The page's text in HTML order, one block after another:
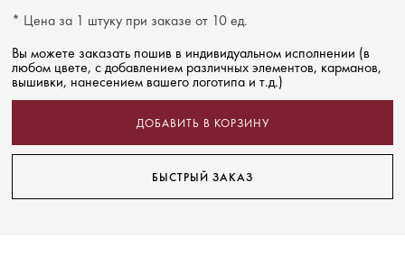
* Цена за 1 штуку при заказе от 10 ед.
Вы можете заказать пошив в индивидуальном исполнении (в
любом цвете, с добавлением различных элементов, карманов,
вышивки, нанесением вашего логотипа и т.д.)
ДОБАВИТЬ В КОРЗИНУ
БЫСТРЫЙ ЗАКАЗ